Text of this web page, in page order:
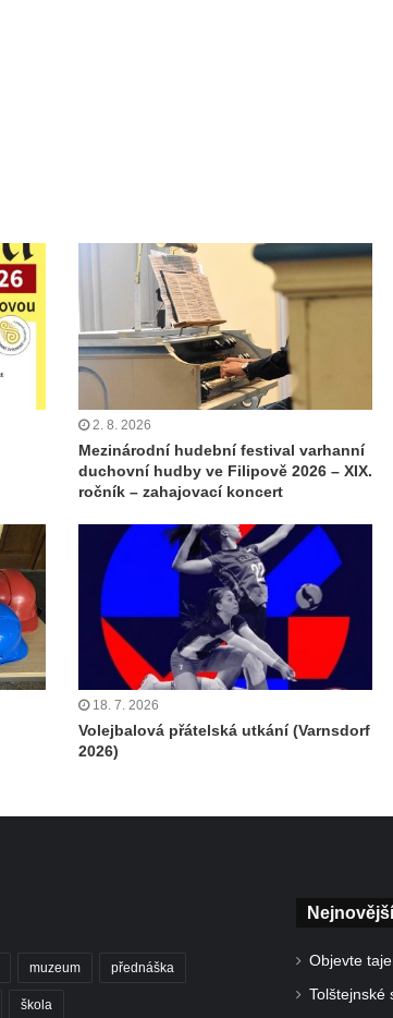
2. 8. 2026
Mezinárodní hudební festival varhanní
duchovní hudby ve Filipově 2026 – XIX.
ročník – zahajovací koncert
18. 7. 2026
Volejbalová přátelská utkání (Varnsdorf
2026)
muzeum přednáška
škola
Objevte
Tolštejnské